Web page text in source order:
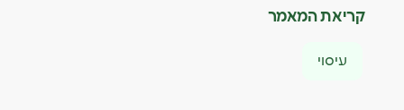
קריאת המאמר
עיסוי